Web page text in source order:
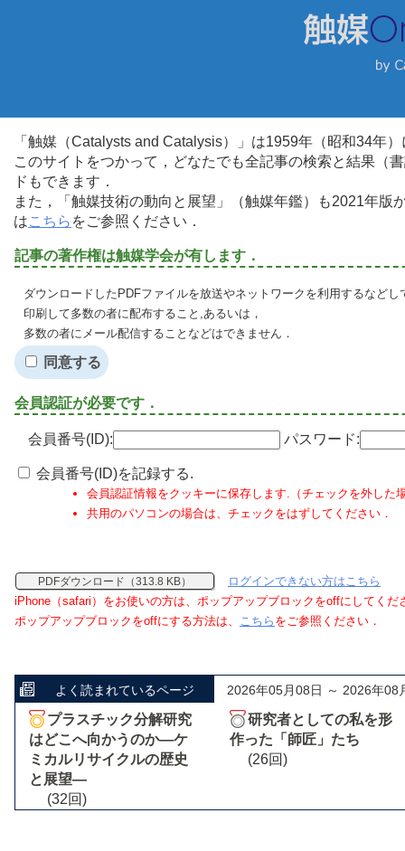
「触媒（Catalysts and Catalysis）」は1959年（昭和34年
このサイトをつかって，どなたでも全記事の検索と結果（
ドもできます．
また，「触媒技術の動向と展望」（触媒年鑑）も2021年
はこちら をご参照ください．
記事の著作権は触媒学会が有します．
ダウンロードしたPDFファイルを放送やネットワークを利用するなど
印刷して多数の者に配布すること,あるいは，
多数の者にメール配信することなどはできません．
同意する
会員認証が必要です．
会員番号(ID): パスワード:
会員番号(ID)を記録する.
会員認証情報をクッキーに保存します.（チェックを外した
共用のパソコンの場合は、チェックをはずしてください．
PDFダウンロード（313.8 KB）
ログインできない方はこちら
iPhone（safari）をお使いの方は、ポップアップブロックをoffにしてくだ
ポップアップブロックをoffにする方法は、 こちら をご参照ください．
よく読まれているページ 2026年05月08日 ～ 2026年08
プラスチック分解研究
はどこへ向かうのか―ケ
ミカルリサイクルの歴史
と展望―
(32回)
研究者としての私を形
作った「師匠」たち
(26回)